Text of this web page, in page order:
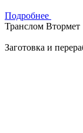
Подробнее
Транслом Втормет
Заготовка и